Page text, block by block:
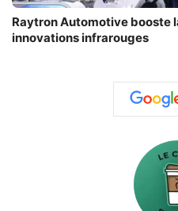
Raytron Automotive booste
innovations infrarouges